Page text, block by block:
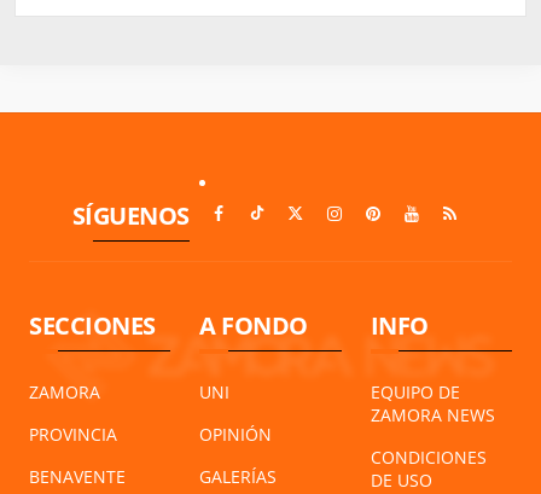
SÍGUENOS
SECCIONES
ZAMORA
PROVINCIA
BENAVENTE
A FONDO
UNI
OPINIÓN
GALERÍAS
INFO
EQUIPO DE
ZAMORA NEWS
CONDICIONES
DE USO